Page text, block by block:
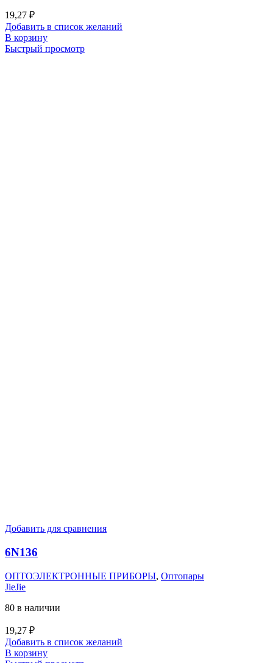
19,27 ₽
Добавить в список желаний
В корзину
Быстрый просмотр
Добавить для сравнения
6N136
ОПТОЭЛЕКТРОННЫЕ ПРИБОРЫ, Оптопары
JieJie
80 в наличии
19,27 ₽
Добавить в список желаний
В корзину